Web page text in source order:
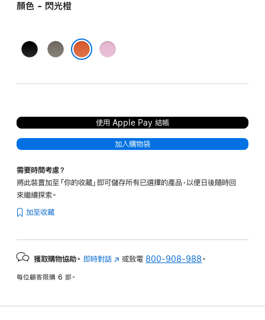
顏色 - 閃光橙
極
礦
超
使用 Apple Pay 結帳
加入購物袋
需要時間考慮？
將此裝置加至「你的收藏」即可儲存所有已選擇的產品，以便日後隨時回
來繼續探索。
加至收藏
獲取購物協助。 即時對話 (以
開
或致電 800-908-988 。
每位顧客限購 6 部。